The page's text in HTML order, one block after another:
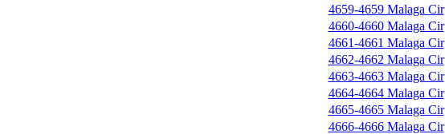
4659-4659 Malaga Cir
4660-4660 Malaga Cir
4661-4661 Malaga Cir
4662-4662 Malaga Cir
4663-4663 Malaga Cir
4664-4664 Malaga Cir
4665-4665 Malaga Cir
4666-4666 Malaga Cir